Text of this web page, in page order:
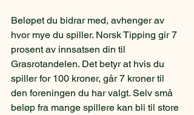
Beløpet du bidrar med, avhenger av
hvor mye du spiller. Norsk Tipping gir 7
prosent av innsatsen din til
Grasrotandelen. Det betyr at hvis du
spiller for 100 kroner, går 7 kroner til
den foreningen du har valgt. Selv små
beløp fra mange spillere kan bli til store